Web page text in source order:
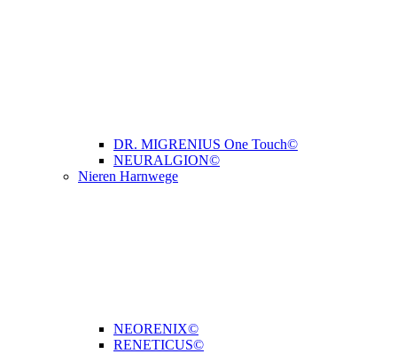
DR. MIGRENIUS One Touch©
NEURALGION©
Nieren Harnwege
NEORENIX©
RENETICUS©